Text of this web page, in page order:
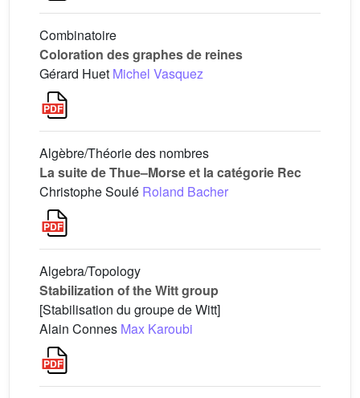
Combinatoire
Coloration des graphes de reines
Gérard Huet Michel Vasquez
Algèbre/Théorie des nombres
La suite de Thue–Morse et la catégorie Rec
Christophe Soulé Roland Bacher
Algebra/Topology
Stabilization of the Witt group
[Stabilisation du groupe de Witt]
Alain Connes Max Karoubi